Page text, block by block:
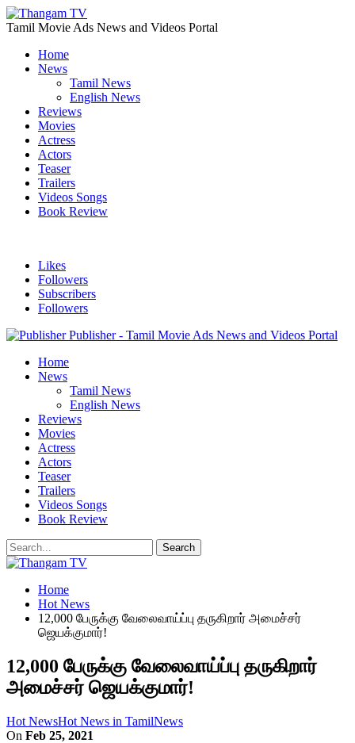
Tamil Movie Ads News and Videos Portal
Home
News
Tamil News
English News
Reviews
Movies
Actress
Actors
Teaser
Trailers
Videos Songs
Book Review
Likes
Followers
Subscribers
Followers
Publisher - Tamil Movie Ads News and Videos Portal
Home
News
Tamil News
English News
Reviews
Movies
Actress
Actors
Teaser
Trailers
Videos Songs
Book Review
Home
Hot News
12,000 பேருக்கு வேலைவாய்ப்பு தருகிறார் அமைச்சர்
ஜெயக்குமார்!
12,000 பேருக்கு வேலைவாய்ப்பு தருகிறார்
அமைச்சர் ஜெயக்குமார்!
Hot NewsHot News in TamilNews
On Feb 25, 2021